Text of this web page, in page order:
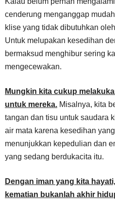
cenderung menganggap
klise yang tidak dibutuhkan
Untuk melupakan kesedihan
bermaksud menghibur sering
mengecewakan.
Mungkin kita cukup
untuk mereka. Misalnya, kita
tangan dan tisu untuk saudara
air mata karena kesedihan
menunjukkan kepedulian dan
yang sedang berdukacita itu.
Dengan iman yang kita
kematian bukanlah akhir